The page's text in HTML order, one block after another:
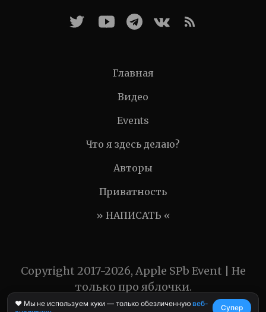
Главная
Видео
Events
Что я здесь делаю?
Авторы
Приватность
» НАПИСАТЬ «
Copyright 2017-2026, Apple SPb Event | Не
только про яблочки.
❤️ Мы не используем куки — только обезличеннуювеб-
Супер